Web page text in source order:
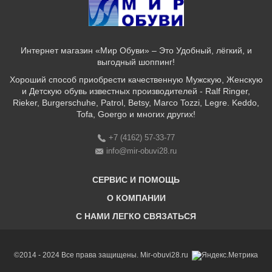
Интернет магазин «Мир Обуви» – Это Удобный, лёгкий, и
выгодный шоппинг!
Хороший способ приобрести качественную Мужскую, Женскую
и Детскую обувь известных производителей - Ralf Ringer,
Rieker, Burgerschuhe, Patrol, Betsy, Marco Tozzi, Legre. Keddo,
Tofa, Goergo и многих других!
+7 (4162) 57-33-77
info@mir-obuvi28.ru
СЕРВИС И ПОМОЩЬ
Бонусная программа
О КОМПАНИИ
Бренды
C НАМИ ЛЕГКО СВЯЗАТЬСЯ
©2014 - 2024 Все права защищены. Mir-obuvi28.ru